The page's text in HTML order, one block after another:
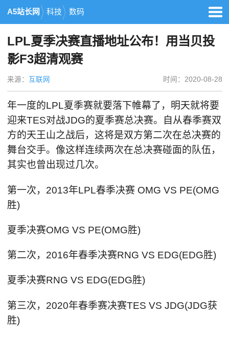
A5站长网 科技 数码
LPL夏季决赛直播地址公布！用当贝投
影F3超清观赛
来源： 互联网 时间：2020-08-28
年一度的LPL夏季赛就要落下帷幕了，明天就将要
迎来TES对战JDG的夏季赛总决赛。自从春季赛双
方的天王山之战后，这将是双方第二次在总决赛的
舞台交手。像这样连续两次在总决赛碰面的队伍，
其实也曾出现过几次。
第一次，2013年LPL春季决赛 OMG VS PE(OMG
胜)
夏季决赛OMG VS PE(OMG胜)
第二次，2016年春季决赛RNG VS EDG(EDG胜)
夏季决赛RNG VS EDG(EDG胜)
第三次，2020年春季赛决赛TES VS JDG(JDG获
胜)